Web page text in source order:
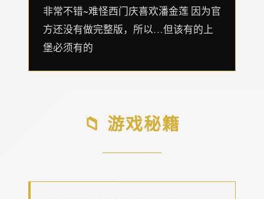
非常不错~难怪西门庆喜欢潘金莲 因为官
方还没有做完整版，所以…但该有的上
堡必须有的
📁 游戏秘籍